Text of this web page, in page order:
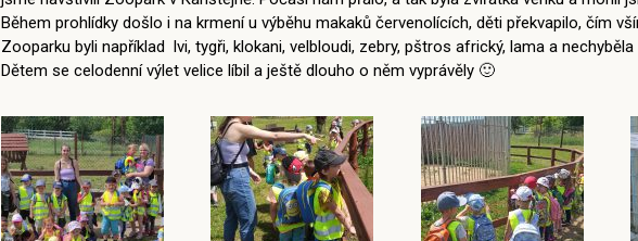
Během prohlídky došlo i na krmení u výběhu makaků červenolících, děti překvapilo, čím
Zooparku byli například lvi, tygři, klokani, velbloudi, zebry, pštros africký, lama a
Dětem se celodenní výlet velice líbil a ještě dlouho o něm vyprávěly 🙂